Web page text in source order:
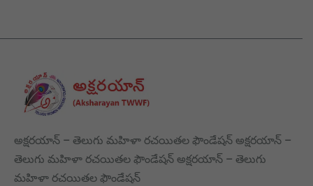
అక్షరయాన్ – తెలుగు మహిళా రచయితల ఫౌండేషన్ అక్షరయాన్ –
తెలుగు మహిళా రచయితల ఫౌండేషన్ అక్షరయాన్ – తెలుగు
మహిళా రచయితల ఫౌండేషన్